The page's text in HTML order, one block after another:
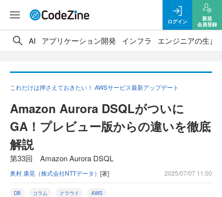
ログイン
新規
会員登録
AI アプリケーション開発 インフラ エンジニアの生き
これだけは押さえておきたい！ AWSサービス最新アップデート
Amazon Aurora DSQLがついに
GA！プレビュー版からの違いを徹底
解説
第33回 Amazon Aurora DSQL
奥村 康晃（株式会社NTTデータ） [著] 2025/07/07 11:00
DB コラム クラウド AWS